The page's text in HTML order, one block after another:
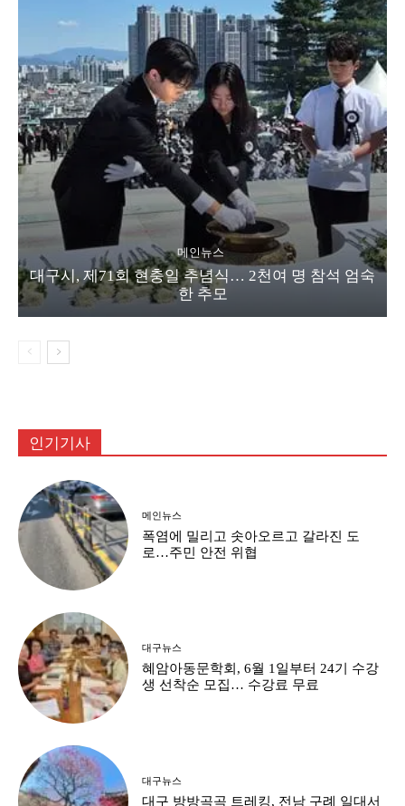
메인뉴스
대구시, 제71회 현충일 추념식… 2천여 명 참석 엄숙
한 추모
인기기사
메인뉴스
폭염에 밀리고 솟아오르고 갈라진 도
로…주민 안전 위협
대구뉴스
혜암아동문학회, 6월 1일부터 24기 수강
생 선착순 모집… 수강료 무료
대구뉴스
대구 방방곡곡 트레킹, 전남 구례 일대서